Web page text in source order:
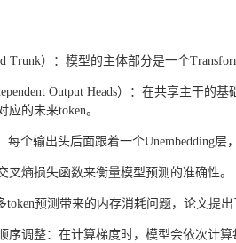
Trunk）：模型的主体部分是一个
Output Heads）：在共享主干的
的未来token。
每个输出头后面跟着一个Unembedding
叉熵损失函数来衡量模型预测的准确性。
token预测带来的内存消耗问题，论文提
序调整：在计算梯度时，模型会依次计